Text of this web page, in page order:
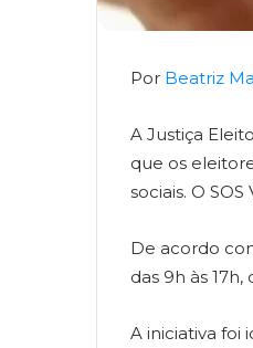
Por Beatriz
A Justiça
que os
sociais. O
De acordo
das 9h às
A iniciativa foi